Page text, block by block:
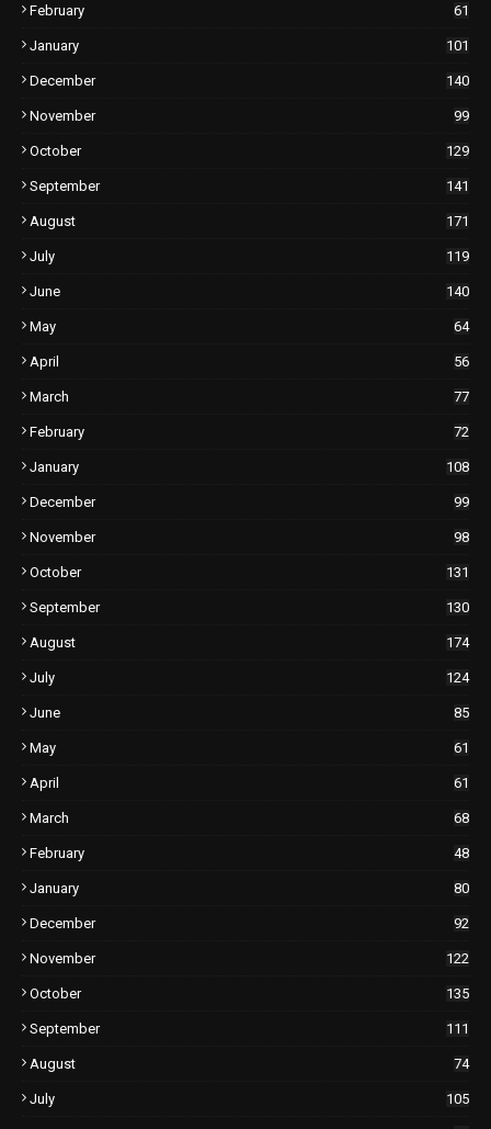
February 61
January 101
December 140
November 99
October 129
September 141
August 171
July 119
June 140
May 64
April 56
March 77
February 72
January 108
December 99
November 98
October 131
September 130
August 174
July 124
June 85
May 61
April 61
March 68
February 48
January 80
December 92
November 122
October 135
September 111
August 74
July 105